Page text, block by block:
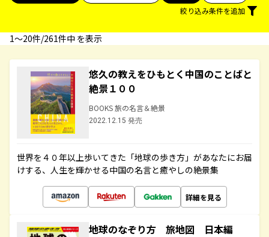
絞り込み条件を追加
1〜20件/261件中 を表示
悠久の教えをひもとく中国のことばと
絶景１００
BOOKS 旅の名言＆絶景
2022.12.15 発売
世界を４０年以上歩いてきた「地球の歩き方」があなたにお届
けする、人生を輝かせる中国の名言と癒やしの絶景集
詳細を見る
地球のなぞり方 旅地図 日本編